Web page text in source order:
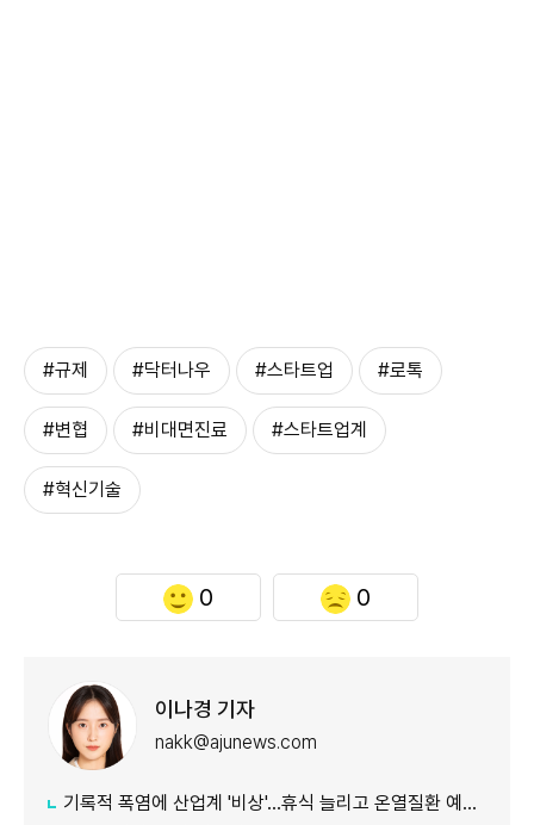
#규제 #닥터나우 #스타트업 #로톡
#변협 #비대면진료 #스타트업계
#혁신기술
0 0
이나경 기자
nakk@ajunews.com
기록적 폭염에 산업계 '비상'…휴식 늘리고 온열질환 예방 총력